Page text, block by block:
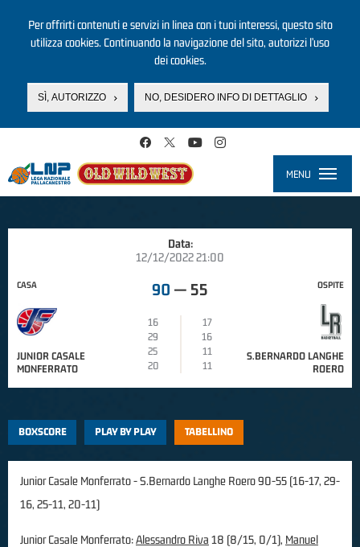
Per offrirti contenuti e servizi in linea con i tuoi interessi, questo sito
utilizza cookies. Continuando la navigazione del sito, autorizzi l’uso
dei cookies.
SÌ, AUTORIZZO NO, DESIDERO INFO DI DETTAGLIO
MENU
Data:
12/12/2022 21:00
CASA
JUNIOR CASALE
MONFERRATO
90 — 55
16
17
29
16
25
11
20
11
OSPITE
S.BERNARDO LANGHE
ROERO
BOXSCORE PLAY BY PLAY TABELLINO
Junior Casale Monferrato - S.Bernardo Langhe Roero 90-55 (16-17, 29-
16, 25-11, 20-11)
Junior Casale Monferrato:Alessandro Riva 18 (8/15, 0/1), Manuel